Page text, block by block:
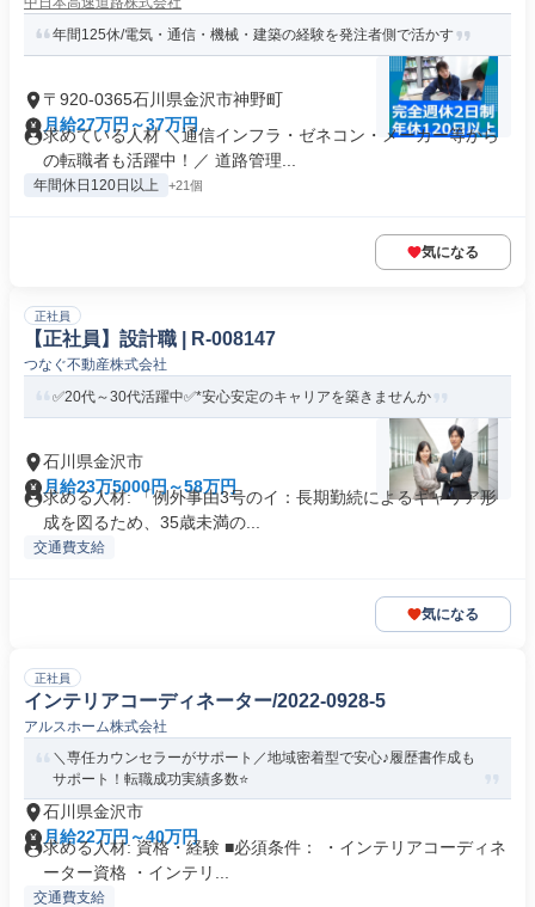
年間125休/電気・通信・機械・建築の経験を発注者側で活かす
〒920-0365石川県金沢市神野町
月給27万円～37万円
求めている人材 ＼通信インフラ・ゼネコン・メーカー等から
の転職者も活躍中！／ 道路管理...
年間休日120日以上 +21個
気になる
正社員
【正社員】設計職 | R-008147
つなぐ不動産株式会社
✅20代～30代活躍中✅*安心安定のキャリアを築きませんか
石川県金沢市
月給23万5000円～58万円
求める人材: 「例外事由3号のイ：長期勤続によるキャリア形
成を図るため、35歳未満の...
交通費支給
気になる
正社員
インテリアコーディネーター/2022-0928-5
アルスホーム株式会社
＼専任カウンセラーがサポート／地域密着型で安心♪履歴書作成も
サポート！転職成功実績多数⭐️
石川県金沢市
月給22万円～40万円
求める人材: 資格・経験 ■必須条件： ・インテリアコーディネ
ーター資格 ・インテリ...
交通費支給